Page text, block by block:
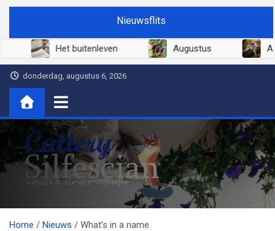
Ga
de
Nieuwsflits
Juni 2026 Het buitenleven Augustus
donderdag, augustus 6, 2026
Cattery Silfescian
Somali's en soms Abessijn-variantjes
Home
Nieuws What’s in a name